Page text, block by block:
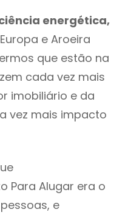
energética,
e Aroeira
que estão na
cada vez mais
imobiliário e da
vez mais impacto
Para Alugar era o
e